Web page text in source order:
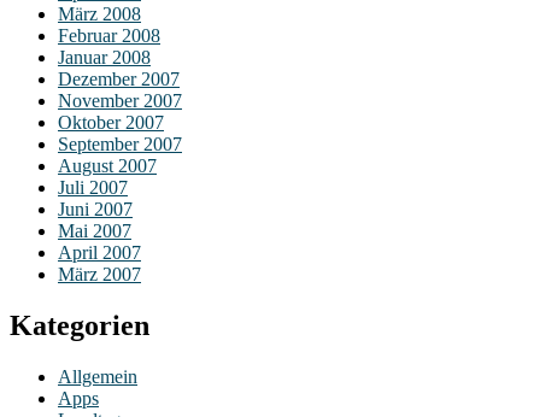
März 2008
Februar 2008
Januar 2008
Dezember 2007
November 2007
Oktober 2007
September 2007
August 2007
Juli 2007
Juni 2007
Mai 2007
April 2007
März 2007
Kategorien
Allgemein
Apps